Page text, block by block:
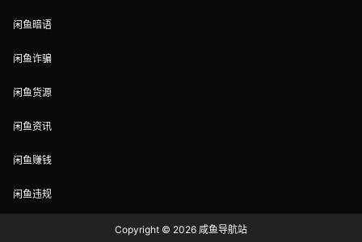
闲鱼暗语
闲鱼诈骗
闲鱼货源
闲鱼资讯
闲鱼赚钱
闲鱼违规
Copyright © 2026 咸鱼导航站